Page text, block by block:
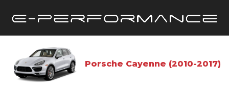
Porsche Cayenne (2010-2017)